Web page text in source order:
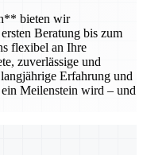
bieten wir
Beratung bis zum
flexibel an Ihre
zuverlässige und
Erfahrung und
Meilenstein wird – und